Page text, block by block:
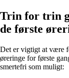
Trin for trin
de første
Det er vigtigt at være
øreringe for første
smertefri som muligt: